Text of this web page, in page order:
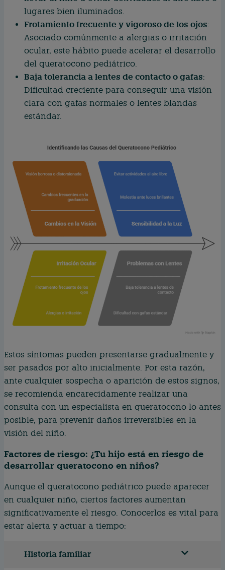
lugares bien iluminados.
Frotamiento frecuente y vigoroso de los ojos:
Asociado comúnmente a alergias o irritación
ocular, este hábito puede acelerar el desarrollo
del queratocono pediátrico.
Baja tolerancia a lentes de contacto o gafas:
Dificultad creciente para conseguir una visión
clara con gafas normales o lentes blandas
estándar.
Estos síntomas pueden presentarse gradualmente y
ser pasados por alto inicialmente. Por esta razón,
ante cualquier sospecha o aparición de estos signos,
se recomienda encarecidamente realizar una
consulta con un especialista en queratocono lo antes
posible, para prevenir daños irreversibles en la
visión del niño.
Factores de riesgo: ¿Tu hijo está en riesgo de
desarrollar queratocono en niños?
Aunque el queratocono pediátrico puede aparecer
en cualquier niño, ciertos factores aumentan
significativamente el riesgo. Conocerlos es vital para
estar alerta y actuar a tiempo:
Historia familiar